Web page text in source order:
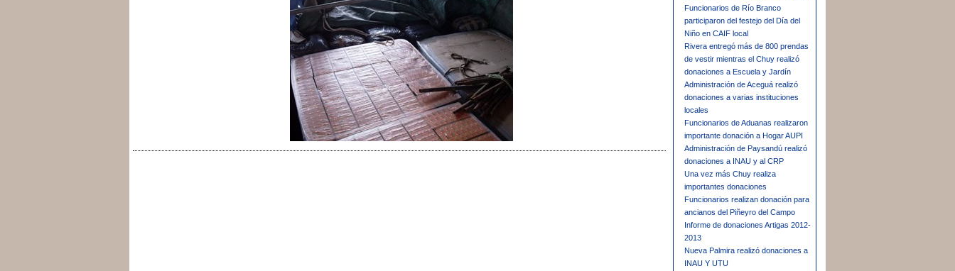
Funcionarios de Río Branco
participaron del festejo del Día del
Niño en CAIF local
Rivera entregó más de 800 prendas
de vestir mientras el Chuy realizó
donaciones a Escuela y Jardín
Administración de Aceguá realizó
donaciones a varias instituciones
locales
Funcionarios de Aduanas realizaron
importante donación a Hogar AUPI
Administración de Paysandú realizó
donaciones a INAU y al CRP
Una vez más Chuy realiza
importantes donaciones
Funcionarios realizan donación para
ancianos del Piñeyro del Campo
Informe de donaciones Artigas 2012-
2013
Nueva Palmira realizó donaciones a
INAU Y UTU